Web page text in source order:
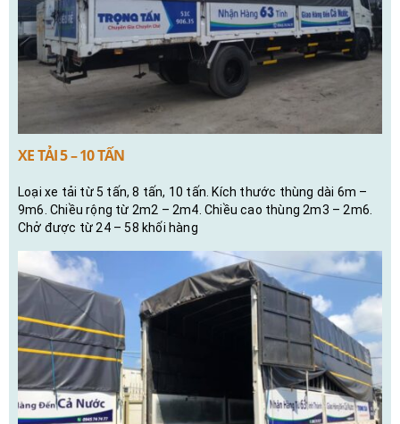
XE TẢI 5 – 10 TẤN
Loại xe tải từ 5 tấn, 8 tấn, 10 tấn. Kích thước thùng dài 6m –
9m6. Chiều rộng từ 2m2 – 2m4. Chiều cao thùng 2m3 – 2m6.
Chở được từ 24 – 58 khối hàng